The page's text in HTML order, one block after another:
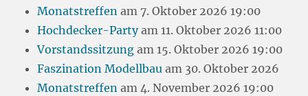
Monatstreffen am 7. Oktober 2026 19:00
Hochdecker-Partyam 11. Oktober 2026 11:00
Vorstandssitzung am 15. Oktober 2026 19:00
Faszination Modellbau am 30. Oktober 2026
Monatstreffen am 4. November 2026 19:00